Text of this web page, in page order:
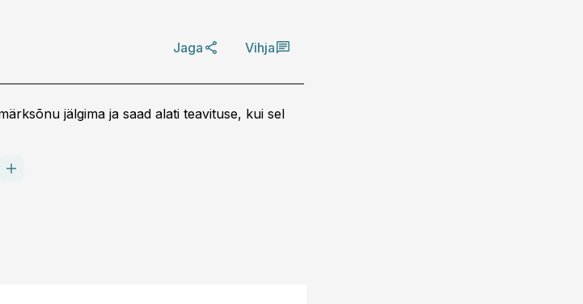
Jaga Vihja
jälgima ja saad alati teavituse, kui sel